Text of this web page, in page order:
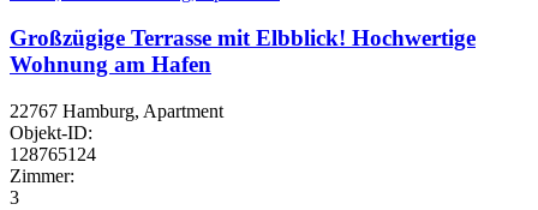
Großzügige Terrasse mit Elbblick! Hochwertige
Wohnung am Hafen
22767 Hamburg, Apartment
Objekt-ID:
128765124
Zimmer:
3